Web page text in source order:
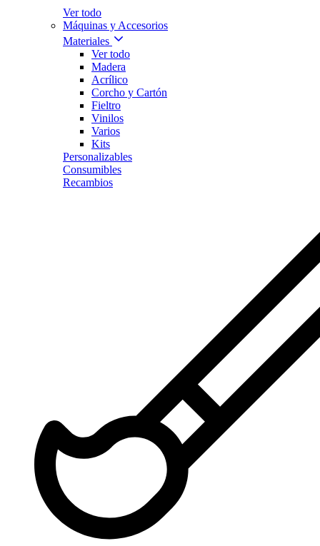
Ver todo
Máquinas y Accesorios
Materiales
Ver todo
Madera
Acrílico
Corcho y Cartón
Fieltro
Vinilos
Varios
Kits
Personalizables
Consumibles
Recambios